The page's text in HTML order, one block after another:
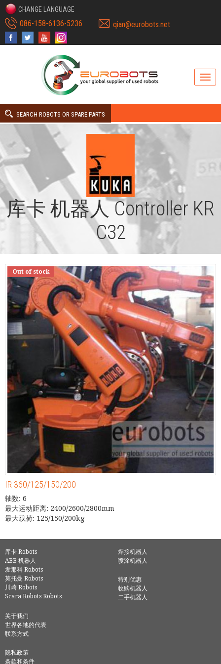
CHANGE LANGUAGE
086-158-6136-5236 qian@eurobots.net
SEARCH ROBOTS OR SPARE PARTS
库卡 机器人 Controller KR
C32
Out of stock
IR 360/125/150/200
轴数: 6
最大运动距离: 2400/2600/2800mm
最大载荷: 125/150/200kg
库卡 Robots
ABB 机器人
发那科 Robots
莫托曼 Robots
川崎 Robots
Scara Robots Robots
焊接机器人
喷涂机器人
特别优惠
收购机器人
二手机器人
关于我们
世界各地的代表
联系方式
隐私政策
条款和条件